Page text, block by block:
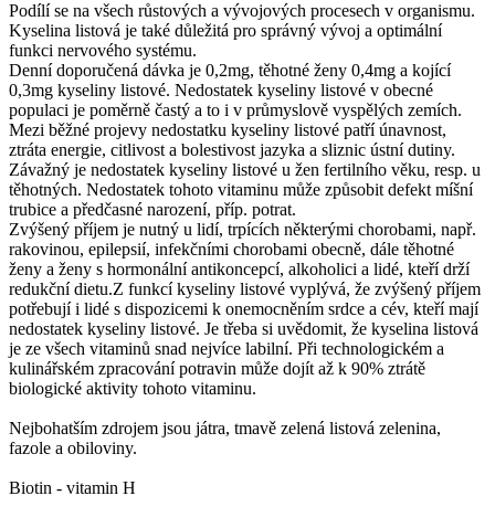
Podílí se na všech růstových a vývojových procesech v organismu.
Kyselina listová je také důležitá pro správný vývoj a optimální
funkci nervového systému.
Denní doporučená dávka je 0,2mg, těhotné ženy 0,4mg a kojící
0,3mg kyseliny listové. Nedostatek kyseliny listové v obecné
populaci je poměrně častý a to i v průmyslově vyspělých zemích.
Mezi běžné projevy nedostatku kyseliny listové patří únavnost,
ztráta energie, citlivost a bolestivost jazyka a sliznic ústní dutiny.
Závažný je nedostatek kyseliny listové u žen fertilního věku, resp. u
těhotných. Nedostatek tohoto vitaminu může způsobit defekt míšní
trubice a předčasné narození, příp. potrat.
Zvýšený příjem je nutný u lidí, trpících některými chorobami, např.
rakovinou, epilepsií, infekčními chorobami obecně, dále těhotné
ženy a ženy s hormonální antikoncepcí, alkoholici a lidé, kteří drží
redukční dietu.Z funkcí kyseliny listové vyplývá, že zvýšený příjem
potřebují i lidé s dispozicemi k onemocněním srdce a cév, kteří mají
nedostatek kyseliny listové. Je třeba si uvědomit, že kyselina listová
je ze všech vitaminů snad nejvíce labilní. Při technologickém a
kulinářském zpracování potravin může dojít až k 90% ztrátě
biologické aktivity tohoto vitaminu.
Nejbohatším zdrojem jsou játra, tmavě zelená listová zelenina,
fazole a obiloviny.
Biotin - vitamin H